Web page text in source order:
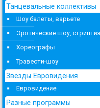
Танцевальные коллективы
Шоу балеты, варьете
Эротические шоу, стриптиз
Хореографы
Травести-шоу
Звезды Евровидения
Евровидение
Разные программы